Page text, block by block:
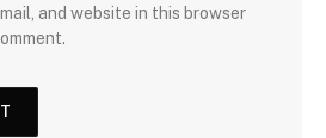
and website in this browser